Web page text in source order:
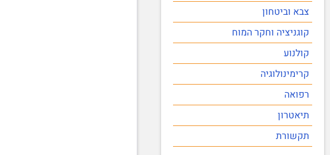
צבא וביטחון
קוגניציה וחקר המוח
קולנוע
קרימינולוגיה
רפואה
תיאטרון
תקשורת